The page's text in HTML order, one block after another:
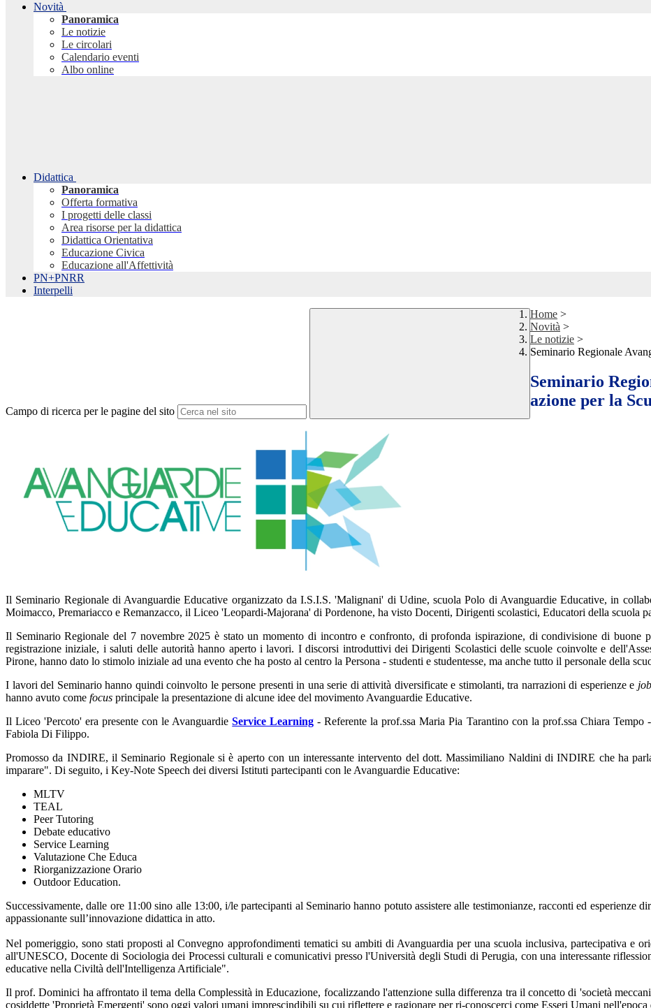
Novità
Panoramica
Le notizie
Le circolari
Calendario eventi
Albo online
Didattica
Panoramica
Offerta formativa
I progetti delle classi
Area risorse per la didattica
Didattica Orientativa
Educazione Civica
Educazione all'Affettività
PN+PNRR
Interpelli
Campo di ricerca per le pagine del sito
Home >
Novità >
Le notizie >
Seminario Regionale
Seminario
azione per la
Il Seminario Regionale di Avanguardie Educative organizzato da I.S.I.S. 'Malignani' di Udine, scuola Polo di Avanguardie Educative, in
Moimacco, Premariacco e Remanzacco, il Liceo 'Leopardi-Majorana' di Pordenone, ha visto Docenti, Dirigenti scolastici, Educatori della scuola
Il Seminario Regionale del 7 novembre 2025 è stato un momento di incontro e confronto, di profonda ispirazione, di condivisione di buone
registrazione iniziale, i saluti delle autorità hanno aperto i lavori. I discorsi introduttivi dei Dirigenti Scolastici delle scuole coinvolte e
Pirone, hanno dato lo stimolo iniziale ad una evento che ha posto al centro la Persona - studenti e studentesse, ma anche tutto il personale della
I lavori del Seminario hanno quindi coinvolto le persone presenti in una serie di attività diversificate e stimolanti, tra narrazioni di esperienze e
hanno avuto come focus principale la presentazione di alcune idee del movimento Avanguardie Educative.
Il Liceo 'Percoto' era presente con le AvanguardieService Learning - Referente la prof.ssa Maria Pia Tarantino con la prof.ssa Chiara Tempo
Fabiola Di Filippo.
Promosso da INDIRE, il Seminario Regionale si è aperto con un interessante intervento del dott. Massimiliano Naldini di INDIRE che ha
imparare". Di seguito, i Key-Note Speech dei diversi Istituti partecipanti con le Avanguardie Educative:
MLTV
TEAL
Peer Tutoring
Debate educativo
Service Learning
Valutazione Che Educa
Riorganizzazione Orario
Outdoor Education.
Successivamente, dalle ore 11:00 sino alle 13:00, i/le partecipanti al Seminario hanno potuto assistere alle testimonianze, racconti ed esperienze
appassionante sull’innovazione didattica in atto.
Nel pomeriggio, sono stati proposti al Convegno approfondimenti tematici su ambiti di Avanguardia per una scuola inclusiva, partecipativa e
all'UNESCO, Docente di Sociologia dei Processi culturali e comunicativi presso l'Università degli Studi di Perugia, con una interessante
educative nella Civiltà dell'Intelligenza Artificiale".
Il prof. Dominici ha affrontato il tema della Complessità in Educazione, focalizzando l'attenzione sulla differenza tra il concetto di 'società
cosiddette 'Proprietà Emergenti' sono oggi valori umani imprescindibili su cui riflettere e ragionare per ri-conoscerci come Esseri Umani